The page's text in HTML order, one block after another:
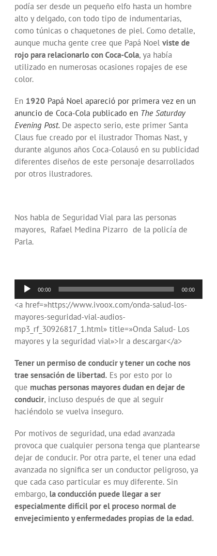
podía ser desde un pequeño elfo hasta un hombre
alto y delgado, con todo tipo de indumentarias,
como túnicas o chaquetones de piel. Como detalle,
aunque mucha gente cree que Papá Noel viste de
rojo para relacionarlo con Coca-Cola, ya había
utilizado en numerosas ocasiones ropajes de ese
color.
En 1920 Papá Noel apareció por primera vez en un
anuncio de Coca-Cola publicado en The Saturday
Evening Post. De aspecto serio, este primer Santa
Claus fue creado por el ilustrador Thomas Nast, y
durante algunos años Coca-Colausó en su publicidad
diferentes diseños de este personaje desarrollados
por otros ilustradores.
Nos habla de Seguridad Vial para las personas
mayores, Rafael Medina Pizarro de la policía de
Parla.
Reproductor
de
audio
00:00 00:00
<a href=»https://www.ivoox.com/onda-salud-los-
mayores-seguridad-vial-audios-
mp3_rf_30926817_1.html» title=»Onda Salud- Los
mayores y la seguridad vial»>Ir a descargar</a>
Tener un permiso de conducir y tener un coche nos
trae sensación de libertad. Es por esto por lo
que muchas personas mayores dudan en dejar de
conducir, incluso después de que al seguir
haciéndolo se vuelva inseguro.
Por motivos de seguridad, una edad avanzada
provoca que cualquier persona tenga que plantearse
dejar de conducir. Por otra parte, el tener una edad
avanzada no significa ser un conductor peligroso, ya
que cada caso particular es muy diferente. Sin
embargo, la conducción puede llegar a ser
especialmente difícil por el proceso normal de
envejecimiento y enfermedades propias de la edad.